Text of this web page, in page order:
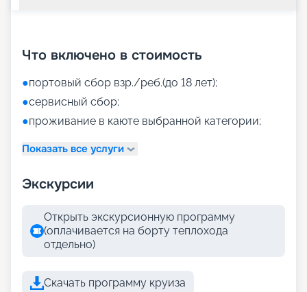
Что включено в стоимость
●портовый сбор взр./реб.(до 18 лет);
●сервисный сбор;
●проживание в каюте выбранной категории;
Показать все услуги
Экскурсии
Открыть экскурсионную программу
(оплачивается на борту теплохода
отдельно)
Скачать программу круиза